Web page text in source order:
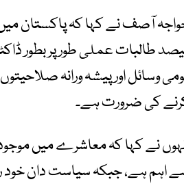
طالبات عملی طور پر بطور
وسائل اور پیشہ ورانہ
کی ضرورت ہے۔
نے کہا کہ معاشرے میں
اہم ہے، جبکہ سیاست دان خود